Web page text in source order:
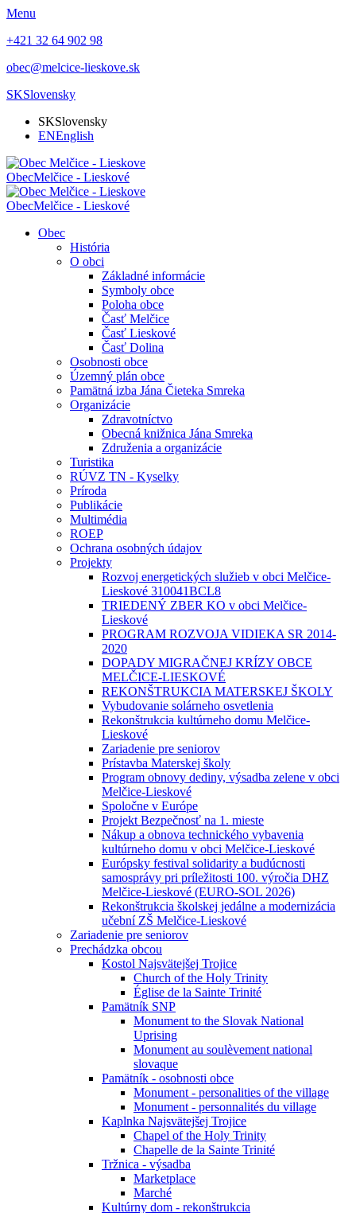
Menu
+421 32 64 902 98
obec@melcice-lieskove.sk
SKSlovensky
SKSlovensky
ENEnglish
ObecMelčice - Lieskové
ObecMelčice - Lieskové
Obec
História
O obci
Základné informácie
Symboly obce
Poloha obce
Časť Melčice
Časť Lieskové
Časť Dolina
Osobnosti obce
Územný plán obce
Pamätná izba Jána Čieteka Smreka
Organizácie
Zdravotníctvo
Obecná knižnica Jána Smreka
Združenia a organizácie
Turistika
RÚVZ TN - Kyselky
Príroda
Publikácie
Multimédia
ROEP
Ochrana osobných údajov
Projekty
Rozvoj energetických služieb v obci Melčice-
Lieskové 310041BCL8
TRIEDENÝ ZBER KO v obci Melčice-
Lieskové
PROGRAM ROZVOJA VIDIEKA SR 2014-
2020
DOPADY MIGRAČNEJ KRÍZY OBCE
MELČICE-LIESKOVÉ
REKONŠTRUKCIA MATERSKEJ ŠKOLY
Vybudovanie solárneho osvetlenia
Rekonštrukcia kultúrneho domu Melčice-
Lieskové
Zariadenie pre seniorov
Prístavba Materskej školy
Program obnovy dediny, výsadba zelene v obci
Melčice-Lieskové
Spoločne v Európe
Projekt Bezpečnosť na 1. mieste
Nákup a obnova technického vybavenia
kultúrneho domu v obci Melčice-Lieskové
Európsky festival solidarity a budúcnosti
samosprávy pri príležitosti 100. výročia DHZ
Melčice-Lieskové (EURO-SOL 2026)
Rekonštrukcia školskej jedálne a modernizácia
učební ZŠ Melčice-Lieskové
Zariadenie pre seniorov
Prechádzka obcou
Kostol Najsvätejšej Trojice
Church of the Holy Trinity
Église de la Sainte Trinité
Pamätník SNP
Monument to the Slovak National
Uprising
Monument au soulèvement national
slovaque
Pamätník - osobnosti obce
Monument - personalities of the village
Monument - personnalités du village
Kaplnka Najsvätejšej Trojice
Chapel of the Holy Trinity
Chapelle de la Sainte Trinité
Tržnica - výsadba
Marketplace
Marché
Kultúrny dom - rekonštrukcia